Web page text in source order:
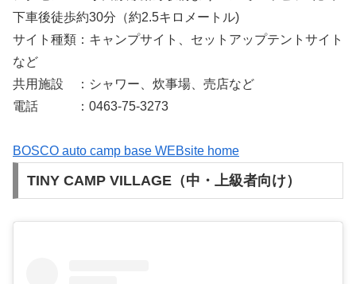
下車後徒歩約30分（約2.5キロメートル)
サイト種類：キャンプサイト、セットアップテントサイト
など
共用施設 ：シャワー、炊事場、売店など
電話 ：0463-75-3273
BOSCO auto camp base WEBsite home
TINY CAMP VILLAGE（中・上級者向け）